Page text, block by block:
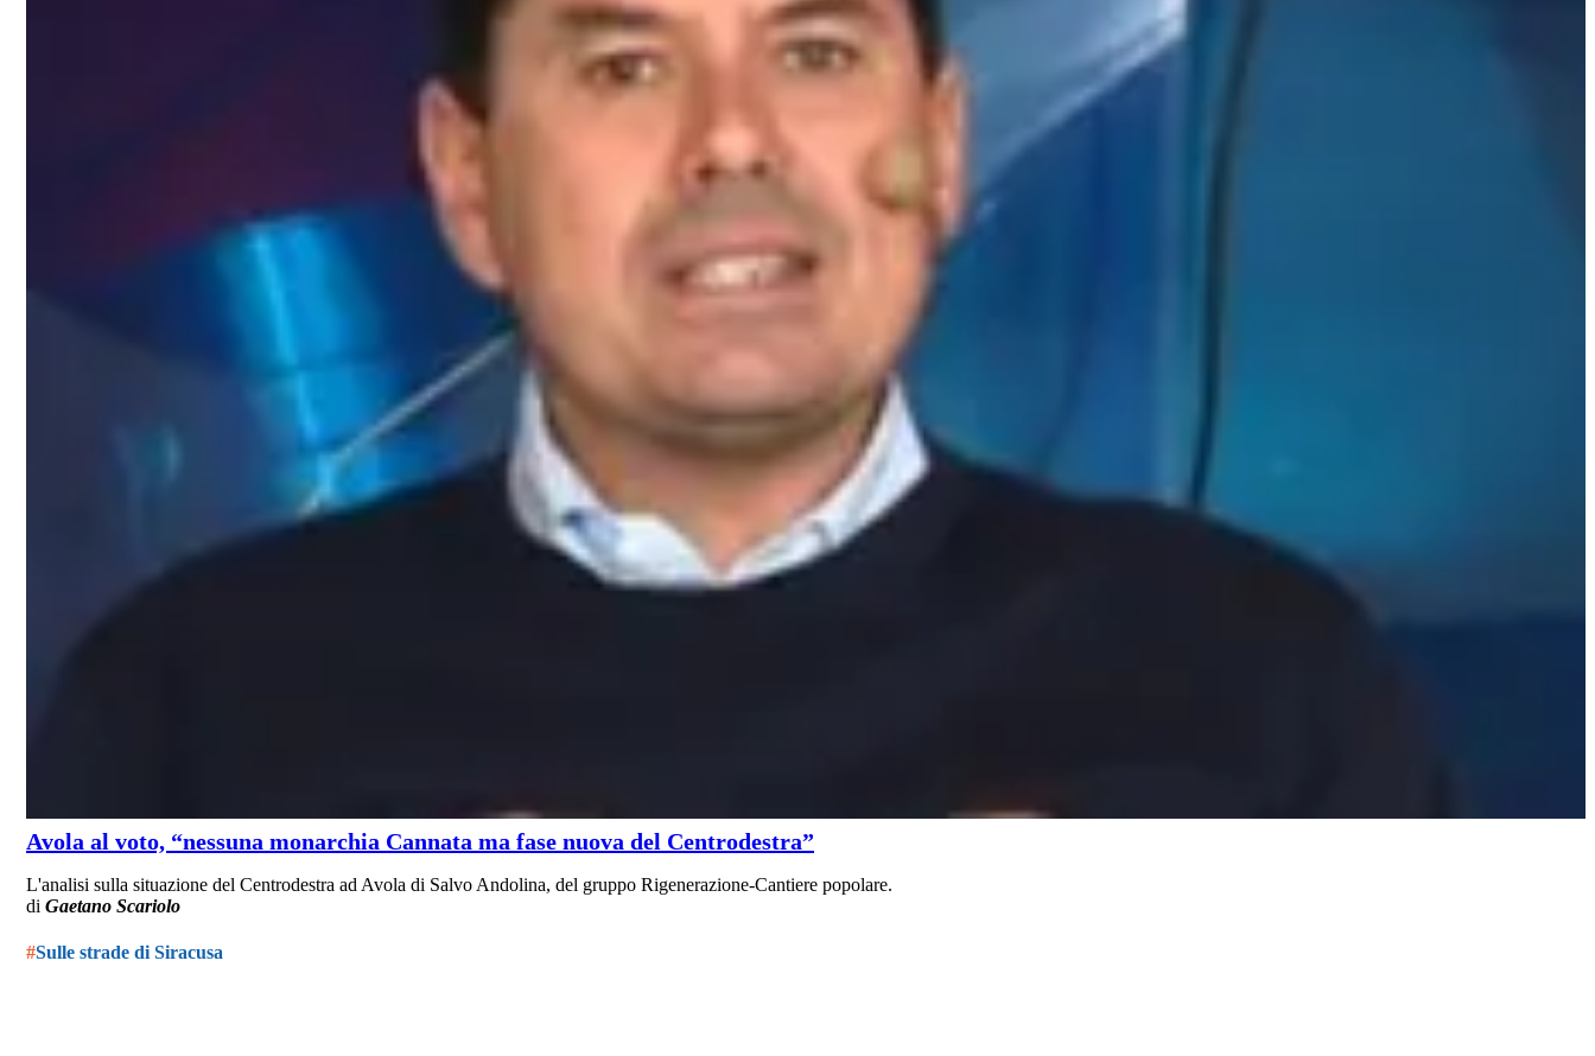
Avola al voto, “nessuna monarchia Cannata ma fase nuova del Centrodestra”
L'analisi sulla situazione del Centrodestra ad Avola di Salvo Andolina, del gruppo Rigenerazione-Cantiere popolare.
di Gaetano Scariolo
#Sulle strade di Siracusa